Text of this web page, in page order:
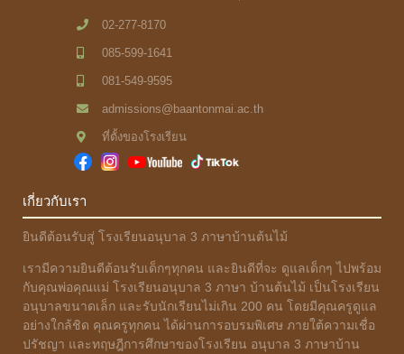
02-277-8170
085-599-1641
081-549-9595
admissions@baantonmai.ac.th
ที่ตั้งของโรงเรียน
เกี่ยวกับเรา
ยินดีต้อนรับสู่ โรงเรียนอนุบาล 3 ภาษาบ้านต้นไม้
เรามีความยินดีต้อนรับเด็กๆทุกคน และยินดีที่จะ ดูแลเด็กๆ ไปพร้อม
กับคุณพ่อคุณแม่ โรงเรียนอนุบาล 3 ภาษา บ้านต้นไม้ เป็นโรงเรียน
อนุบาลขนาดเล็ก และรับนักเรียนไม่เกิน 200 คน โดยมีคุณครูดูแล
อย่างใกล้ชิด คุณครูทุกคน ได้ผ่านการอบรมพิเศษ ภายใต้ความเชื่อ
ปรัชญา และทฤษฎีการศึกษาของโรงเรียน อนุบาล 3 ภาษาบ้าน